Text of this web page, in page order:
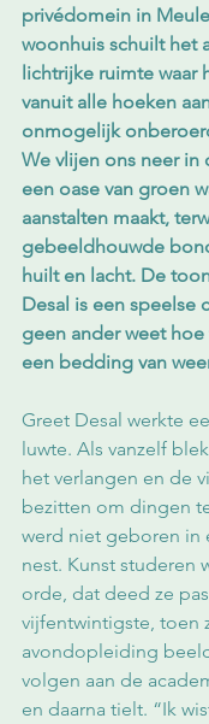
privédomein in
woonhuis schuilt het
lichtrijke ruimte waar
vanuit alle hoeken
onmogelijk
We vlijen ons neer in
een oase van groen
aanstalten maakt,
gebeeldhouwde
huilt en lacht. De
Desal is een speelse
geen ander weet
een bedding van
Greet Desal werkte
luwte. Als vanzelf
het verlangen en de
bezitten om dingen
werd niet geboren in
nest. Kunst studeren
orde, dat deed ze
vijfentwintigste, toen
avondopleiding
volgen aan de
en daarna tielt. “Ik